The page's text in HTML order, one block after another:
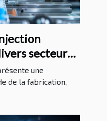
secteurs
une
de la fabrication,